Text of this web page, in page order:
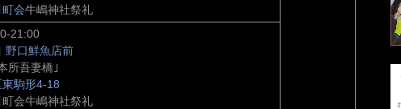
会牛嶋神社祭礼
21:00
野口鮮魚店前
所吾妻橋｣
駒形4-18
会牛嶋神社祭礼